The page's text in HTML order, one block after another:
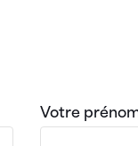
Votre